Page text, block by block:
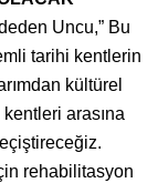
Uncu,” Bu
tarihi kentlerin
kültürel
arasına
rehabilitasyon